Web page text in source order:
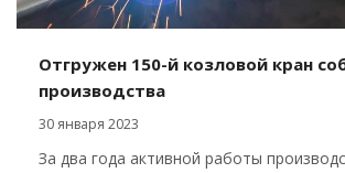
Отгружен 150-й козловой кран
производства
30 января 2023
За два года активной работы